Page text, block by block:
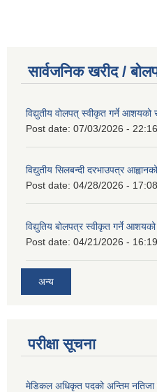
सार्वजनिक खरीद /
विद्युतीय वोलपत् स्वीकृत गर्ने आशयको
Post date: 07/03/2026 - 22:16
विद्युतीय सिलबन्दी दरभाउपत्र
Post date: 04/28/2026 - 17:08
विद्युतिय बोलपत्र स्वीकृत गर्ने
Post date: 04/21/2026 - 16:19
अन्य
परीक्षा सूचना
मेडिकल अधिकृत पदको अन्तिम नतिजा